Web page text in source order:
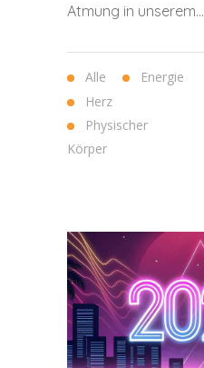
Atmung in unserem...
Alle
Energie
Herz
Physischer
Körper